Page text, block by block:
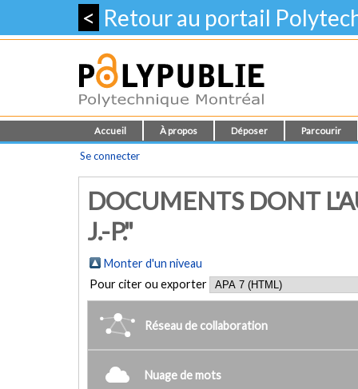
< Retour au portail
Accueil À propos Déposer Parcourir
Se connecter
DOCUMENTS DONT
J.-P."
Monter d'un niveau
Pour citer ou exporter
Réseau de collaboration
Nuage de mots